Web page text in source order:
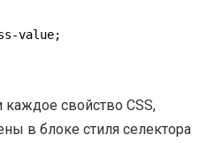
value;
свойство CSS,
в блоке стиля селектора